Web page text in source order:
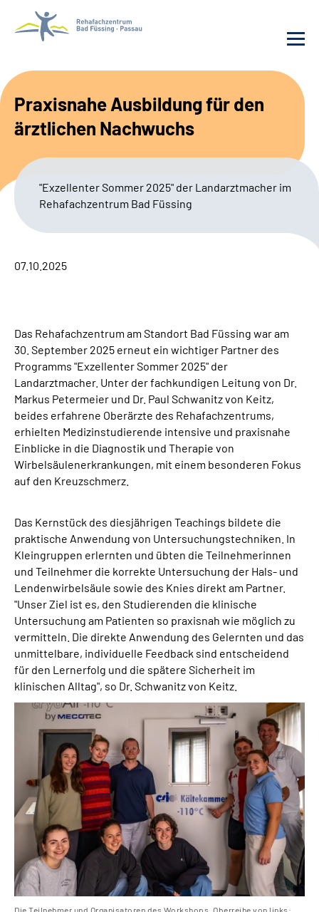
Rehafachzentrum
Karriere
Häufige Fragen
Praxisnahe Ausbildung für den
ärztlichen Nachwuchs
"Exzellenter Sommer 2025" der Landarztmacher im
Rehafachzentrum Bad Füssing
07.10.2025
Das Rehafachzentrum am Standort Bad Füssing war am
30. September 2025 erneut ein wichtiger Partner des
Programms "Exzellenter Sommer 2025" der
Landarztmacher. Unter der fachkundigen Leitung von Dr.
Markus Petermeier und Dr. Paul Schwanitz von Keitz,
beides erfahrene Oberärzte des Rehafachzentrums,
erhielten Medizinstudierende intensive und praxisnahe
Einblicke in die Diagnostik und Therapie von
Wirbelsäulenerkrankungen, mit einem besonderen Fokus
auf den Kreuzschmerz.
Das Kernstück des diesjährigen Teachings bildete die
praktische Anwendung von Untersuchungstechniken. In
Kleingruppen erlernten und übten die Teilnehmerinnen
und Teilnehmer die korrekte Untersuchung der Hals- und
Lendenwirbelsäule sowie des Knies direkt am Partner.
"Unser Ziel ist es, den Studierenden die klinische
Untersuchung am Patienten so praxisnah wie möglich zu
vermitteln. Die direkte Anwendung des Gelernten und das
unmittelbare, individuelle Feedback sind entscheidend
für den Lernerfolg und die spätere Sicherheit im
klinischen Alltag", so Dr. Schwanitz von Keitz.
Die Teilnehmer und Organisatoren des Workshops. Oberreihe von links: